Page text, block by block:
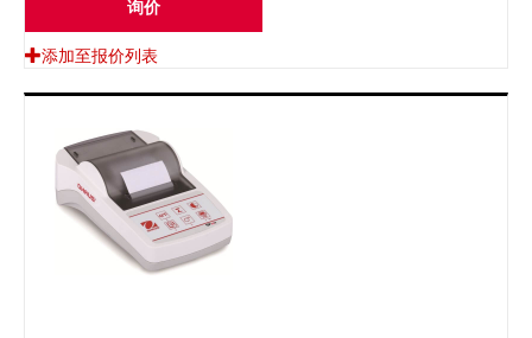
询价
添加至报价列表